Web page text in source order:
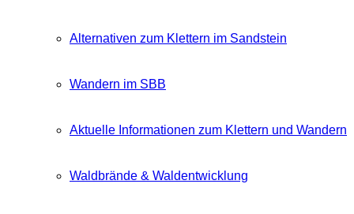
Alternativen zum Klettern im Sandstein
Wandern im SBB
Aktuelle Informationen zum Klettern und Wandern
Waldbrände & Waldentwicklung